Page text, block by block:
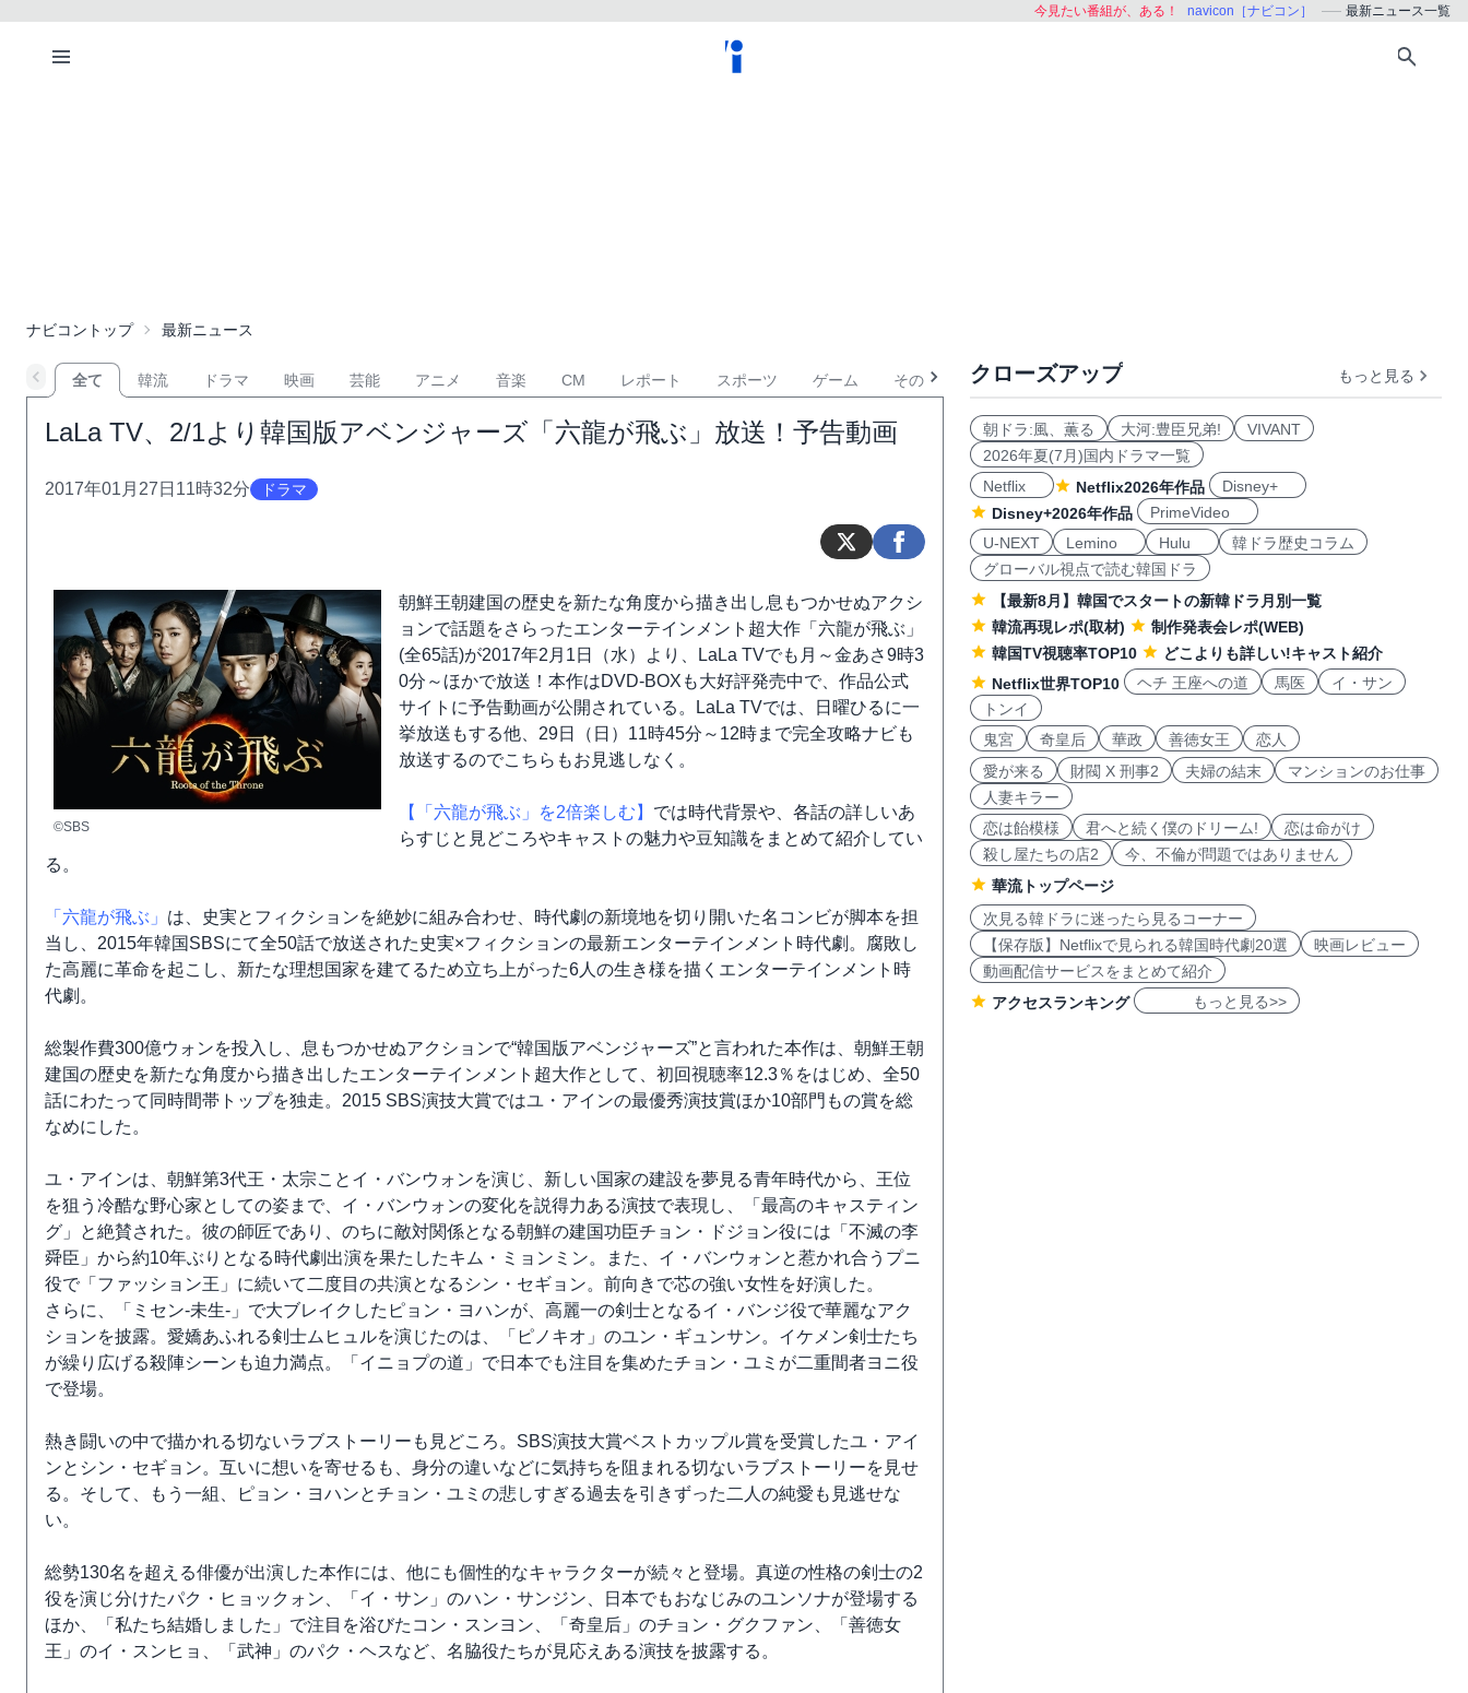
今見たい番組が、ある！ navicon［ナビコン］ 最新ニュース一覧
ナビコントップ 最新ニュース
全て 韓流 ドラマ 映画 芸能 アニメ 音楽 CM レポート スポーツ ゲーム その他
LaLa TV、2/1より韓国版アベンジャーズ「六龍が飛ぶ」放送！予告動画
2017年01月27日11時32分 ドラマ
©SBS
朝鮮王朝建国の歴史を新たな角度から描き出し息もつかせぬアクシ
ョンで話題をさらったエンターテインメント超大作「六龍が飛ぶ」
(全65話)が2017年2月1日（水）より、LaLa TVでも月～金あさ9時3
0分～ほかで放送！本作はDVD-BOXも大好評発売中で、作品公式
サイトに予告動画が公開されている。LaLa TVでは、日曜ひるに一
挙放送もする他、29日（日）11時45分～12時まで完全攻略ナビも
放送するのでこちらもお見逃しなく。
【「六龍が飛ぶ」を2倍楽しむ】 では時代背景や、各話の詳しいあ
らすじと見どころやキャストの魅力や豆知識をまとめて紹介してい
る。
「六龍が飛ぶ」 は、史実とフィクションを絶妙に組み合わせ、時代劇の新境地を切り開いた名コンビが脚本を担
当し、2015年韓国SBSにて全50話で放送された史実×フィクションの最新エンターテインメント時代劇。腐敗し
た高麗に革命を起こし、新たな理想国家を建てるため立ち上がった6人の生き様を描くエンターテインメント時
代劇。
総製作費300億ウォンを投入し、息もつかせぬアクションで“韓国版アベンジャーズ”と言われた本作は、朝鮮王朝
建国の歴史を新たな角度から描き出したエンターテインメント超大作として、初回視聴率12.3％をはじめ、全50
話にわたって同時間帯トップを独走。2015 SBS演技大賞ではユ・アインの最優秀演技賞ほか10部門もの賞を総
なめにした。
ユ・アインは、朝鮮第3代王・太宗ことイ・バンウォンを演じ、新しい国家の建設を夢見る青年時代から、王位
を狙う冷酷な野心家としての姿まで、イ・バンウォンの変化を説得力ある演技で表現し、「最高のキャスティン
グ」と絶賛された。彼の師匠であり、のちに敵対関係となる朝鮮の建国功臣チョン・ドジョン役には「不滅の李
舜臣」から約10年ぶりとなる時代劇出演を果たしたキム・ミョンミン。また、イ・バンウォンと惹かれ合うプニ
役で「ファッション王」に続いて二度目の共演となるシン・セギョン。前向きで芯の強い女性を好演した。
さらに、「ミセン-未生-」で大ブレイクしたピョン・ヨハンが、高麗一の剣士となるイ・バンジ役で華麗なアク
ションを披露。愛嬌あふれる剣士ムヒュルを演じたのは、「ピノキオ」のユン・ギュンサン。イケメン剣士たち
が繰り広げる殺陣シーンも迫力満点。「イニョプの道」で日本でも注目を集めたチョン・ユミが二重間者ヨニ役
で登場。
熱き闘いの中で描かれる切ないラブストーリーも見どころ。SBS演技大賞ベストカップル賞を受賞したユ・アイ
ンとシン・セギョン。互いに想いを寄せるも、身分の違いなどに気持ちを阻まれる切ないラブストーリーを見せ
る。そして、もう一組、ピョン・ヨハンとチョン・ユミの悲しすぎる過去を引きずった二人の純愛も見逃せな
い。
総勢130名を超える俳優が出演した本作には、他にも個性的なキャラクターが続々と登場。真逆の性格の剣士の2
役を演じ分けたパク・ヒョックォン、「イ・サン」のハン・サンジン、日本でもおなじみのユンソナが登場する
ほか、「私たち結婚しました」で注目を浴びたコン・スンヨン、「奇皇后」のチョン・グクファン、「善徳女
王」のイ・スンヒョ、「武神」のパク・ヘスなど、名脇役たちが見応えある演技を披露する。
クローズアップ もっと見る
朝ドラ:風、薫る 大河:豊臣兄弟!
VIVANT
2026年夏(7月)国内ドラマ一覧
Netflix
Netflix2026年作品
Disney+
Disney+2026年作品
PrimeVideo
U-NEXT
Lemino Hulu
韓ドラ歴史コラム
グローバル視点で読む韓国ドラ
【最新8月】韓国でスタートの新韓ドラ月別一覧
韓流再現レポ(取材)
制作発表会レポ(WEB)
韓国TV視聴率TOP10
どこよりも詳しい!キャスト紹介
Netflix世界TOP10
ヘチ 王座への道 馬医
イ・サン
トンイ
鬼宮
奇皇后 華政 善徳女王
恋人
愛が来る
財閥 X 刑事2 夫婦の結末
マンションのお仕事
人妻キラー
恋は飴模様
君へと続く僕のドリーム!
恋は命がけ
殺し屋たちの店2
今、不倫が問題ではありません
華流トップページ
次見る韓ドラに迷ったら見るコーナー
【保存版】Netflixで見られる韓国時代劇20選
映画レビュー
動画配信サービスをまとめて紹介
アクセスランキング
もっと見る>>